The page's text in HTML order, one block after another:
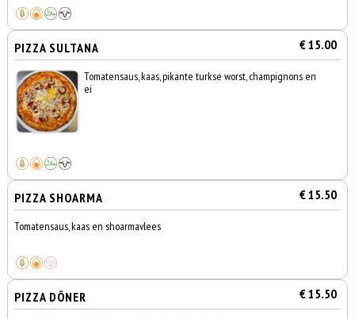
PIZZA SULTANA € 15.00
Tomatensaus, kaas, pikante turkse worst, champignons en
ei
PIZZA SHOARMA € 15.50
Tomatensaus, kaas en shoarmavlees
PIZZA DÖNER € 15.50